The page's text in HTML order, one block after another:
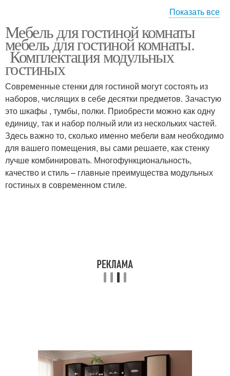
Мебели в интернет-
магазине
Показать все
Мебель для гостиной комнаты
мебель для гостиной комнаты.
Комплектация модульных
гостиных
Современные стенки для гостиной могут состоять из
наборов, числящих в себе десятки предметов. Зачастую
это шкафы , тумбы, полки. Приобрести можно как одну
единицу, так и набор полный или из нескольких частей.
Здесь важно то, сколько именно мебели вам необходимо
для вашего помещения, вы сами решаете, как стенку
лучше комбинировать. Многофункциональность,
качество и стиль – главные преимущества модульных
гостиных в современном стиле.